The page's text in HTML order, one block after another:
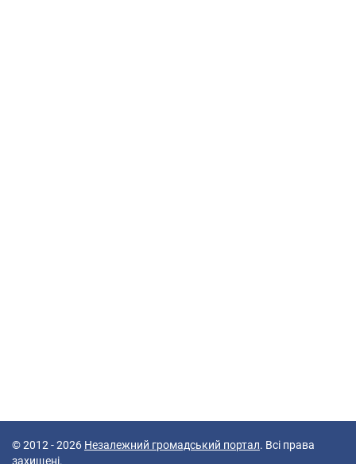
© 2012 - 2026 Незалежний громадський портал. Всі права
захищені.